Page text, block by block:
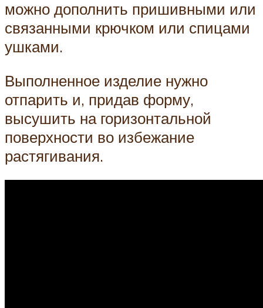
можно дополнить пришивными или
связанными крючком или спицами
ушками.
Выполненное изделие нужно
отпарить и, придав форму,
высушить на горизонтальной
поверхности во избежание
растягивания.